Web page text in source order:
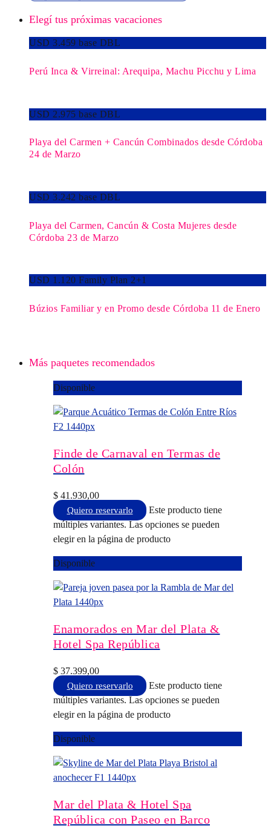
Elegí tus próximas vacaciones
USD 3.459 base DBL
Perú Inca & Virreinal: Arequipa, Machu Picchu y Lima
USD 2.975 base DBL
Playa del Carmen + Cancún Combinados desde Córdoba
24 de Marzo
USD 3.242 base DBL
Playa del Carmen, Cancún & Costa Mujeres desde
Córdoba 23 de Marzo
USD 1.120 Family Plan 2+1
Búzios Familiar y en Promo desde Córdoba 11 de Enero
Más paquetes recomendados
Disponible
Finde de Carnaval en Termas de
Colón
$ 41.930,00
Quiero reservarlo
Este producto tiene
múltiples variantes. Las opciones se pueden
elegir en la página de producto
Disponible
Enamorados en Mar del Plata &
Hotel Spa República
$ 37.399,00
Quiero reservarlo
Este producto tiene
múltiples variantes. Las opciones se pueden
elegir en la página de producto
Disponible
Mar del Plata & Hotel Spa
República con Paseo en Barco